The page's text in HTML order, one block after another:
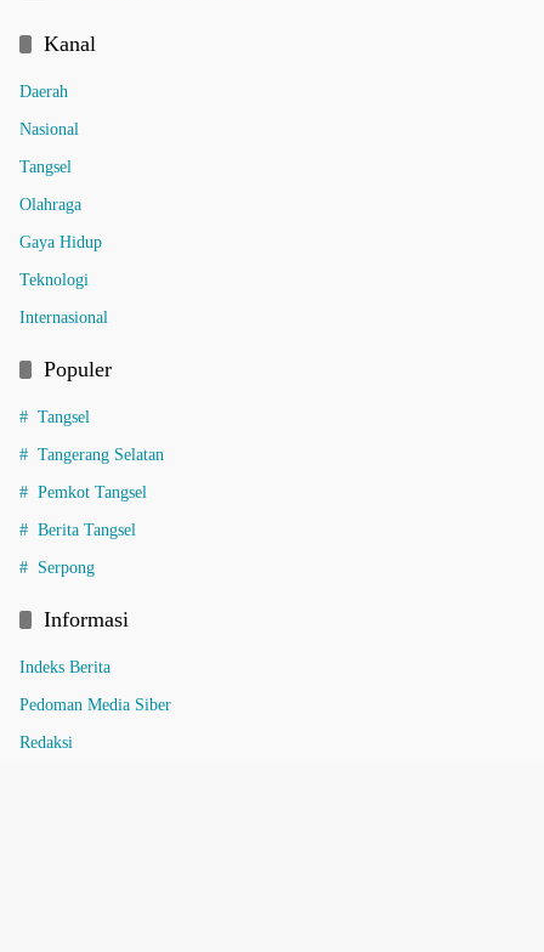
Kanal
Daerah
Nasional
Tangsel
Olahraga
Gaya Hidup
Teknologi
Internasional
Populer
Tangsel
Tangerang Selatan
Pemkot Tangsel
Berita Tangsel
Serpong
Informasi
Indeks Berita
Pedoman Media Siber
Redaksi